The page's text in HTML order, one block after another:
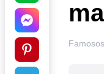
Famosos